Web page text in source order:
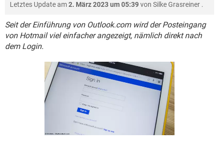
WHATSAPP TIKTOK
FACEBOOK HARDWARE
WHATSAPP TIKTOK
FACEBOOK
SPIELE STREAMING
ANDROID IOS
WINDOWS 10 INSTAGRAM
HARDWARE
SPIELE STREAMING
ANDROID
INSTAGRAM
TIKTOK
Letztes Update am2. März 2023 um 05:39von Silke Grasreiner .
Seit der Einführung von Outlook.com wird der Posteingang
von Hotmail viel einfacher angezeigt, nämlich direkt nach
dem Login.